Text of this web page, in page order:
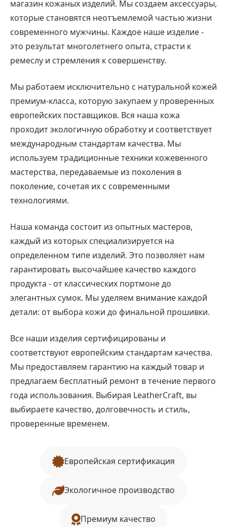
магазин кожаных изделий. Мы создаем аксессуары,
которые становятся неотъемлемой частью жизни
современного мужчины. Каждое наше изделие -
это результат многолетнего опыта, страсти к
ремеслу и стремления к совершенству.
Мы работаем исключительно с натуральной кожей
премиум-класса, которую закупаем у проверенных
европейских поставщиков. Вся наша кожа
проходит экологичную обработку и соответствует
международным стандартам качества. Мы
используем традиционные техники кожевенного
мастерства, передаваемые из поколения в
поколение, сочетая их с современными
технологиями.
Наша команда состоит из опытных мастеров,
каждый из которых специализируется на
определенном типе изделий. Это позволяет нам
гарантировать высочайшее качество каждого
продукта - от классических портмоне до
элегантных сумок. Мы уделяем внимание каждой
детали: от выбора кожи до финальной прошивки.
Все наши изделия сертифицированы и
соответствуют европейским стандартам качества.
Мы предоставляем гарантию на каждый товар и
предлагаем бесплатный ремонт в течение первого
года использования. Выбирая LeatherCraft, вы
выбираете качество, долговечность и стиль,
проверенные временем.
Европейская сертификация
Экологичное производство
Премиум качество